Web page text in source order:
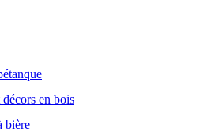
en bois
bière